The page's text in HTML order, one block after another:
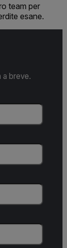
team per
esane.
a breve.